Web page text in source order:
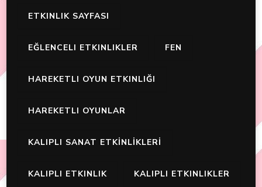
ETKINLIK SAYFASI
EĞLENCELI ETKINLIKLER FEN
HAREKETLI OYUN ETKINLIĞI
HAREKETLI OYUNLAR
KALIPLI SANAT ETKİNLİKLERİ
KALIPLI ETKINLIK KALIPLI ETKINLIKLER